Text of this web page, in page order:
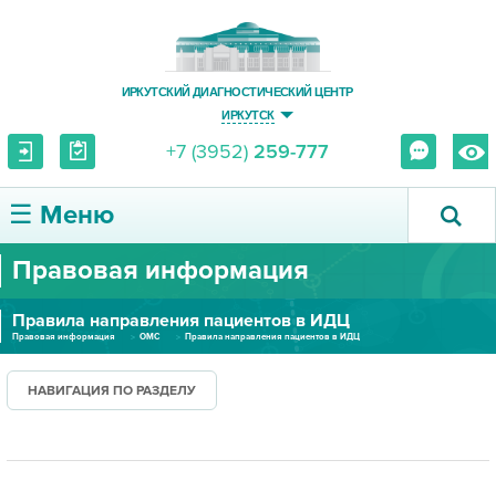
ИРКУТСКИЙ ДИАГНОСТИЧЕСКИЙ ЦЕНТР
ИРКУТСК
+7 (3952) 259-777
☰ Меню
О ЦЕНТРЕ
УСЛУГИ И ЦЕНЫ
ПАЦИЕНТУ
Правовая информация
Правила направления пациентов в ИДЦ
Правовая информация ОМС Правила направления пациентов в ИДЦ
НАВИГАЦИЯ ПО РАЗДЕЛУ